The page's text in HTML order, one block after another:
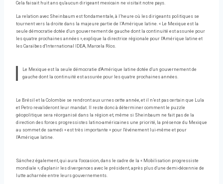
Cela faisait huit ans qu'aucun dirigeant mexicain ne visitait notre pays.
La relation avec Sheinbaum est fondamentale, à l’heure où les dirigeants politiques se
tournent vers la droite dans la majeure partie de l’Amérique latine. « Le Mexique est la
seule démocratie dotée d'un gouvernement de gauche dont la continuité est assurée pour
les quatre prochaines années », explique la directrice régionale pour l'Amérique latine et
les Caraïbes d'International IDEA, Marcela Ríos.
Le Mexique est la seule démocratie d'Amérique latine dotée d'un gouvernement de
gauche dont la continuité est assurée pour les quatre prochaines années.
Le Brésil et la Colombie se rendront aux urnes cette année, et il n’est pas certain que Lula
et Petro revalideront leur mandat. Il reste donc à déterminer comment le puzzle
géopolitique sera réorganisé dans la région et, même si Sheinbaum ne fait pas de la
direction des forces progressistes latino-américaines une priorité, la présence du Mexique
au sommet de samedi « est très importante » pour l'événement lui-même et pour
l'Amérique latine.
Sánchez également, qui aura l'occasion, dans le cadre de la « Mobilisation progressiste
mondiale », d'aplanir les divergences avec le président, après plus d'une demi-décennie de
lutte acharnée entre leurs gouvernements.